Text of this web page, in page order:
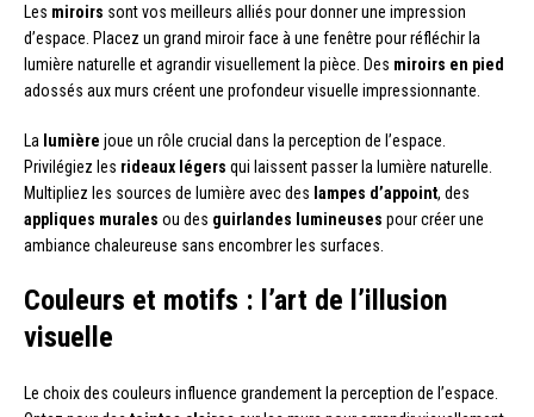
Les miroirs sont vos meilleurs alliés pour donner une impression
d’espace. Placez un grand miroir face à une fenêtre pour réfléchir la
lumière naturelle et agrandir visuellement la pièce. Des miroirs en pied
adossés aux murs créent une profondeur visuelle impressionnante.
La lumière joue un rôle crucial dans la perception de l’espace.
Privilégiez les rideaux légers qui laissent passer la lumière naturelle.
Multipliez les sources de lumière avec des lampes d’appoint, des
appliques murales ou des guirlandes lumineuses pour créer une
ambiance chaleureuse sans encombrer les surfaces.
Couleurs et motifs : l’art de l’illusion
visuelle
Le choix des couleurs influence grandement la perception de l’espace.